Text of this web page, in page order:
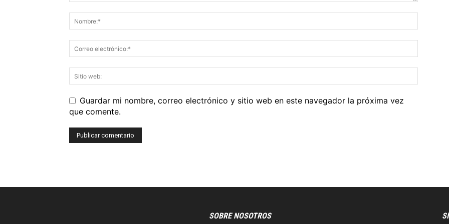
Guardar mi nombre, correo electrónico y sitio web en este navegador la próxima vez
que comente.
SOBRE NOSOTROS